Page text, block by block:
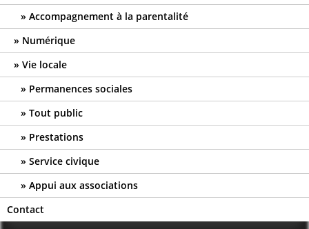
Accompagnement à la parentalité
Numérique
Vie locale
Permanences sociales
Tout public
Prestations
Service civique
Appui aux associations
Contact